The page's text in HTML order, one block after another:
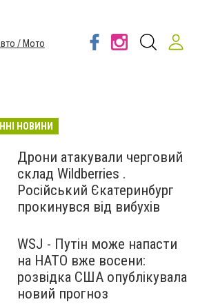
/ Мото
НОВИНИ
Дрони атакували черговий
склад Wildberries .
Російський Єкатеринбург
прокинувся від вибухів
WSJ - Путін може напасти
на НАТО вже восени:
розвідка США опублікувала
новий прогноз